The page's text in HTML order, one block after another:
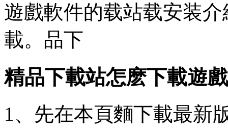
遊戲軟件的载站载安装
載。品下
精品下載站怎麽下載遊戲
1、先在本頁麵下載最新